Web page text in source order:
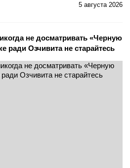
5 августа 2026
не досматривать «Черную
ради Озчивита не старайтесь